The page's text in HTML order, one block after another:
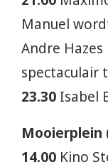
Manuel
Andre
spectaculair
23.30 Isabel
Mooierplein
14.00 Kino